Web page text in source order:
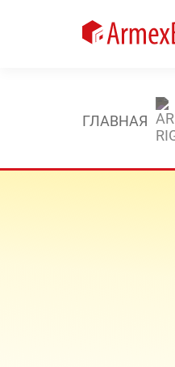
ГЛАВНАЯ